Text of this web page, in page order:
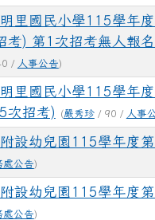
里國民小學115學年
) 第1次招考無人報
/ 人事公告)
里國民小學115學年
次招考)
(嚴秀珍/ 90 / 人事
設幼兒園115學年度
處公告)
設幼兒園115學年度
處公告)